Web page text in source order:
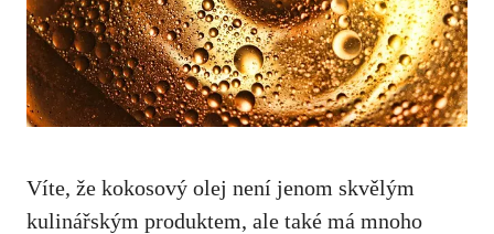
Víte, že ‍kokosový olej není jenom‌ skvělým
kulinářským produktem, ale také má mnoho